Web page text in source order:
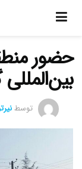
حضور
توسط